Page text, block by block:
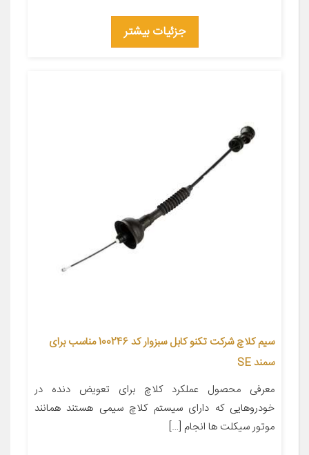
جزئیات بیشتر
سیم کلاچ شرکت تکنو کابل سبزوار کد 100246 مناسب برای
سمند SE
معرفی محصول عملکرد کلاچ برای تعویض دنده در
خودروهایی که دارای سیستم کلاچ سیمی هستند همانند
موتور سیکلت ها انجام […]